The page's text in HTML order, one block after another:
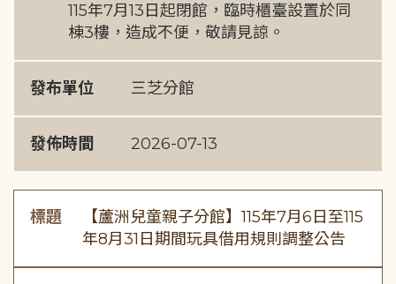
115年7月13日起閉館，臨時櫃臺設置於同
棟3樓，造成不便，敬請見諒。
發布單位 三芝分館
發佈時間 2026-07-13
標題
【蘆洲兒童親子分館】115年7月6日至115
年8月31日期間玩具借用規則調整公告